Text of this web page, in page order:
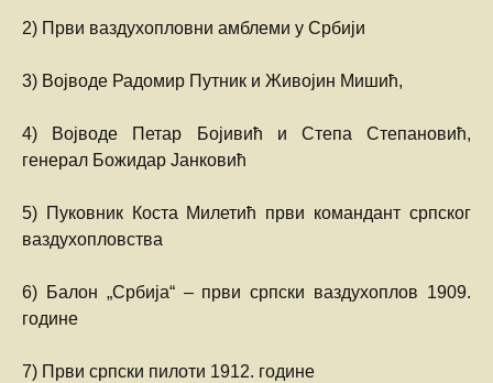
2) Први ваздухопловни амблеми у Србији
3) Војводе Радомир Путник и Живојин Мишић,
4) Војводе Петар Бојивић и Степа Степановић,
генерал Божидар Јанковић
5) Пуковник Коста Милетић први командант српског
ваздухопловства
6) Балон „Србија“ – први српски ваздухоплов 1909.
године
7) Први српски пилоти 1912. године